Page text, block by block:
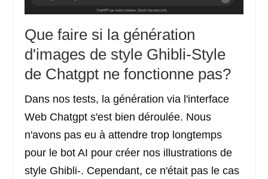
Que faire si la génération
d'images de style Ghibli-Style
de Chatgpt ne fonctionne pas?
Dans nos tests, la génération via l'interface
Web Chatgpt s'est bien déroulée. Nous
n'avons pas eu à attendre trop longtemps
pour le bot AI pour créer nos illustrations de
style Ghibli-. Cependant, ce n'était pas le cas